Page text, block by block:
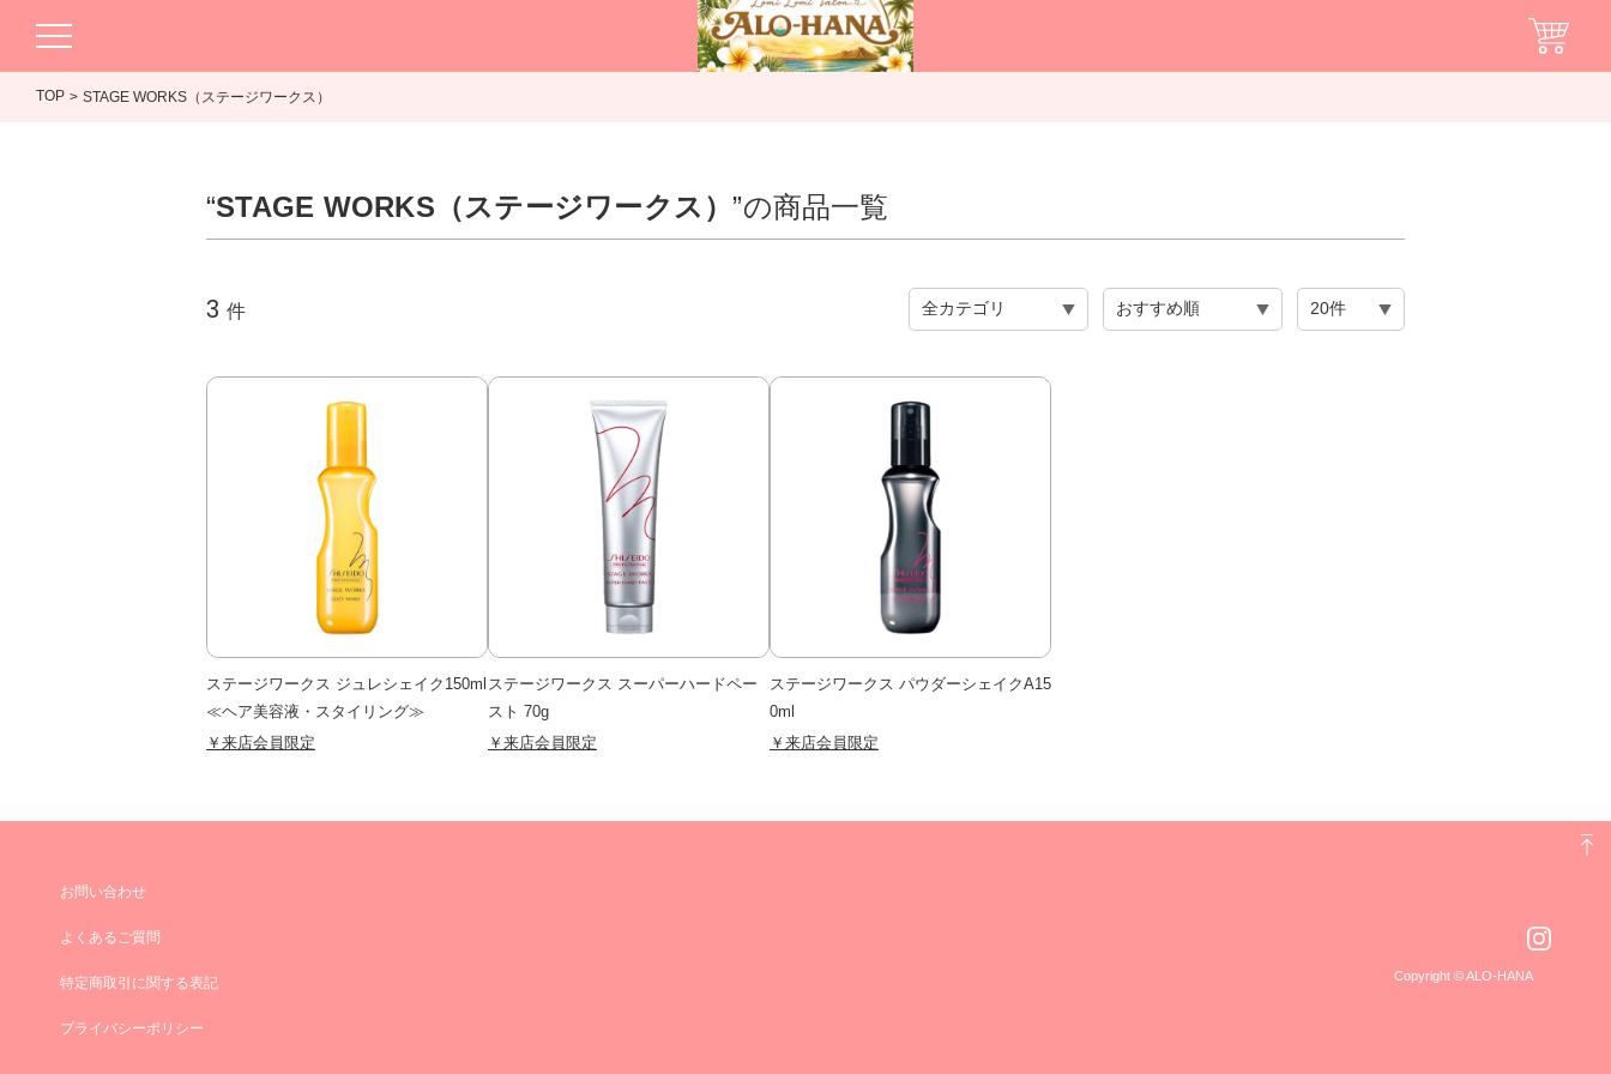
TOP STAGE WORKS（ステージワークス）
“STAGE WORKS（ステージワークス） ”の商品一覧
3 件
ステージワークス ジュレシェイク150ml
≪ヘア美容液・スタイリング≫
￥来店会員限定
ステージワークス スーパーハードペー
スト 70g
￥来店会員限定
ステージワークス パウダーシェイクA15
0ml
￥来店会員限定
お問い合わせ
よくあるご質問
特定商取引に関する表記
プライバシーポリシー
Copyright © ALO-HANA